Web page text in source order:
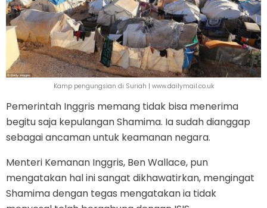
Kamp pengungsian di Suriah | www.dailymail.co.uk
Pemerintah Inggris memang tidak bisa menerima
begitu saja kepulangan Shamima. Ia sudah dianggap
sebagai ancaman untuk keamanan negara.
Menteri Kemanan Inggris, Ben Wallace, pun
mengatakan hal ini sangat dikhawatirkan, mengingat
Shamima dengan tegas mengatakan ia tidak